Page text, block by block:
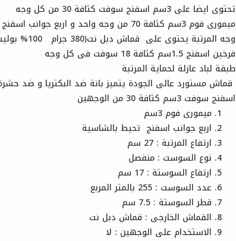
القماش الخارجى : قماش دبل نت
الاستخدام على الوجهين : لا
تحتوى ايضا على 3سم اسفنج سوفت كثافة 30 من كل وجه
ميمورى فوم 3سم كثافة 70 من وجه واحد و اربع جوانب اسفنج تحيط بالشاسية
وجه المرتبة يحتوى على قماش دبل نت(380 جرام 100% بوليستر)
فرخين اسفنج 1.5سم كثافة 18 سوفت فى كل وجه
طبقة لباد عازلة لحماية المرتبة
قماش مستورد عالى الجودة يتميز بانة ضد البكتريا و ضد
اسفنج سوفت 3سم كثافة 30 من الوجهين
ميمورى فوم 3سم
اربع جوانب اسفنج تحيط بالشاسية
ارتفاع المرتبة : 27 سم
نوع السوست : منفصل
ارتفاع السوستة : 17 سم
عدد السوست : 255 بالمتر المربع
قطر السوستة : 7.5 سم
القماش الخارجى : قماش دبل نت
الاستخدام على الوجهين : لا